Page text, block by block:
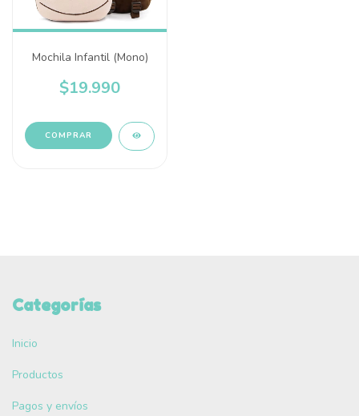
Mochila Infantil (Mono)
$19.990
Categorías
Inicio
Productos
Pagos y envíos